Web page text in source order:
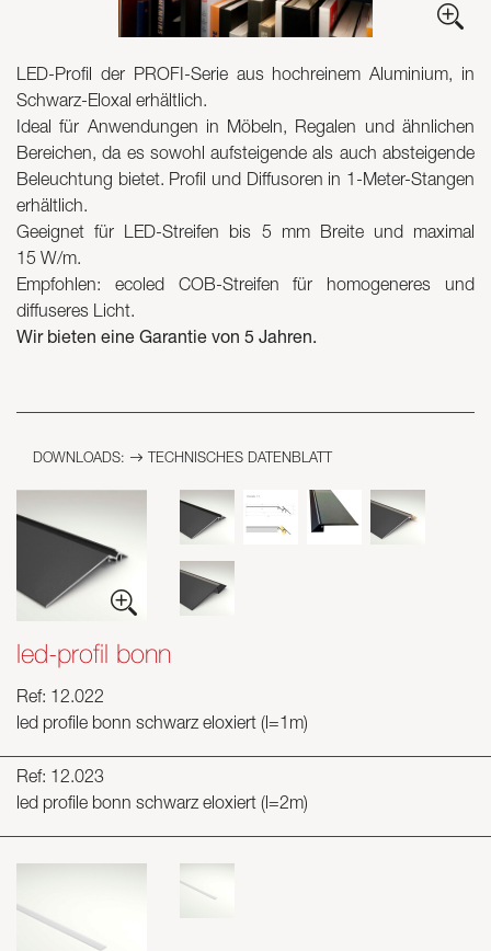
Neolight - Technische Design-Leuchten
Lineare und geschwungene Modulsysteme
Dreiphasen-Schiene (230V)
48V-Schiene
24V-Minischiene
Spotlights und Downlights
Leuchtrahmen mit Textilfronten
Leuchtpaneele und Plexiled
LED-Profil der PROFI-Serie aus hochreinem Aluminium, in
Schwarz-Eloxal erhältlich.
Ideal für Anwendungen in Möbeln, Regalen und ähnlichen
Bereichen, da es sowohl aufsteigende als auch absteigende
Beleuchtung bietet. Profil und Diffusoren in 1-Meter-Stangen
erhältlich.
Geeignet für LED-Streifen bis 5 mm Breite und maximal
15 W/m.
Empfohlen: ecoled COB-Streifen für homogeneres und
diffuseres Licht.
Wir bieten eine Garantie von 5 Jahren.
DOWNLOADS: TECHNISCHES DATENBLATT
led-profil bonn
Ref: 12.022
led profile bonn schwarz eloxiert (l=1m)
Ref: 12.023
led profile bonn schwarz eloxiert (l=2m)